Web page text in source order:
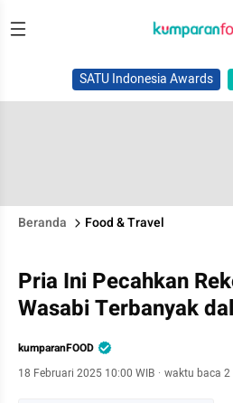
SATU Indonesia Awards
Beranda Food & Travel
Pria Ini Pecahkan
Wasabi Terbanyak
kumparanFOOD
18 Februari 2025 10:00 WIB · waktu baca